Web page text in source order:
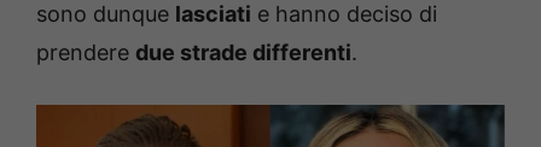
sono dunque lasciati e hanno deciso di
prendere due strade differenti.